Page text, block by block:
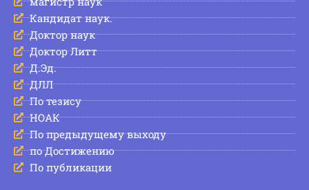
Кандидат наук.
Доктор наук
Доктор Литт
Д.Эд.
ДЛЛ
По тезису
НОАК
По предыдущему выходу
по Достижению
По публикации